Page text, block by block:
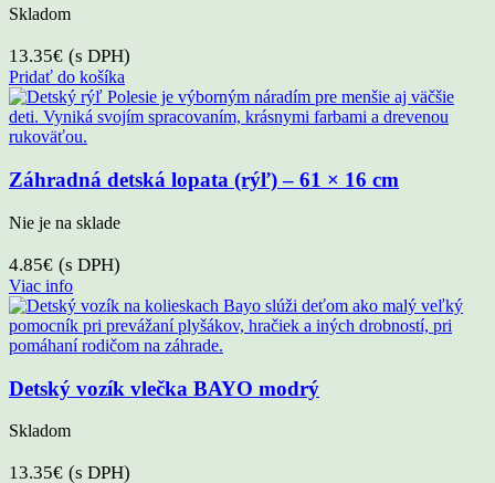
Skladom
13.35€ (s DPH)
Pridať do košíka
Záhradná detská lopata (rýľ) – 61 × 16 cm
Nie je na sklade
4.85€ (s DPH)
Viac info
Detský vozík vlečka BAYO modrý
Skladom
13.35€ (s DPH)